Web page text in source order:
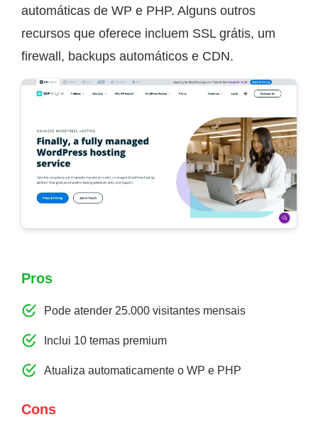
automáticas de WP e PHP. Alguns outros
recursos que oferece incluem SSL grátis, um
firewall, backups automáticos e CDN.
Pros
Pode atender 25.000 visitantes mensais
Inclui 10 temas premium
Atualiza automaticamente o WP e PHP
Cons